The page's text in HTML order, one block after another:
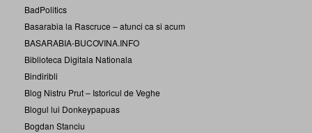
BadPolitics
Basarabia la Rascruce – atunci ca si acum
BASARABIA-BUCOVINA.INFO
Biblioteca Digitala Nationala
Bindiribli
Blog Nistru Prut – Istoricul de Veghe
Blogul lui Donkeypapuas
Bogdan Stanciu